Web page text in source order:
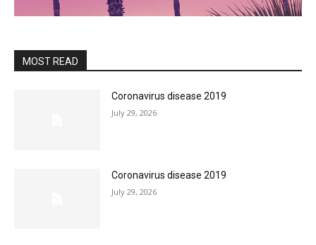
MOST READ
Coronavirus disease 2019
July 29, 2026
Coronavirus disease 2019
July 29, 2026